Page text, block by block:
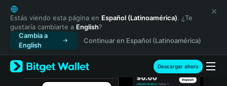
English
日本語
Tiếng Việt
Русский
Español (Latinoamérica)
Türkçe
Italiano
Estás viendo esta página en Español (Latinoamérica). ¿Te
gustaría cambiarte a English?
Cambia a
English
Continuar en Español (Latinoamérica)
Descargar ahora